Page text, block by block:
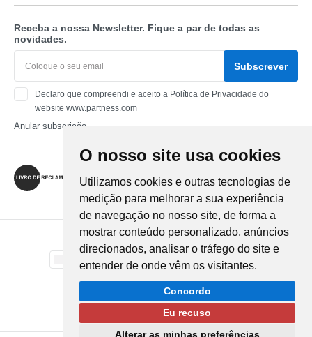
O nosso site usa cookies
Utilizamos cookies e outras tecnologias de
medição para melhorar a sua experiência
de navegação no nosso site, de forma a
mostrar conteúdo personalizado, anúncios
direcionados, analisar o tráfego do site e
entender de onde vêm os visitantes.
Concordo
Eu recuso
Alterar as minhas preferências
Receba a nossa Newsletter. Fique a par de todas as
novidades.
Subscrever
Declaro que compreendi e aceito a Política de Privacidade do
website www.partness.com
Anular subscrição
Siga-nos
Método de Pagamento
Método de Envio